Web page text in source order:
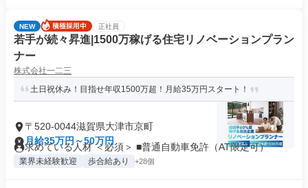
NEW 正社員
若手が続々昇進|1500万稼げる住宅リノベーションプラン
ナー
株式会社一二三
土日祝休み！目指せ年収1500万超！月給35万円スタート！
〒520-0044滋賀県大津市京町
月給35万円～50万円
求めている人材 ＜必須＞ ■普通自動車免許（AT限定可）
業界未経験歓迎 歩合給あり +28個